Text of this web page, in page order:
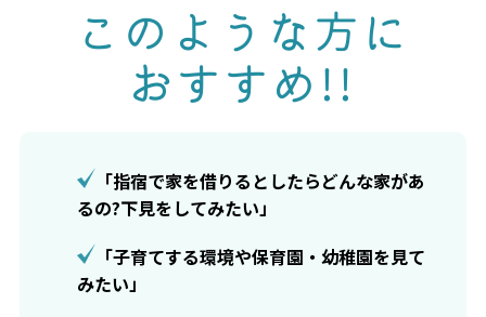
このような方に
おすすめ!!
「指宿で家を借りるとしたらどんな家があ
るの?下見をしてみたい」
「子育てする環境や保育園・幼稚園を見て
みたい」